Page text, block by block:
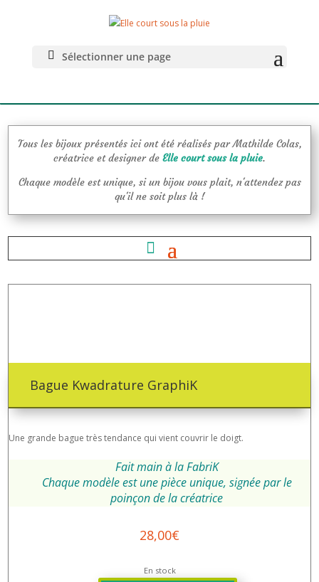
Sélectionner une page
La BoutiK pour
se faire plaisir
Tous les bijoux présentés ici ont été réalisés par Mathilde Colas,
créatrice et designer de Elle court sous la pluie.
Chaque modèle est unique, si un bijou vous plait, n'attendez pas
qu'il ne soit plus là !
Bague Kwadrature GraphiK
Une grande bague très tendance qui vient couvrir le doigt.
Fait main à la FabriK
Chaque modèle est une pièce unique, signée par le
poinçon de la créatrice
28,00€
En stock